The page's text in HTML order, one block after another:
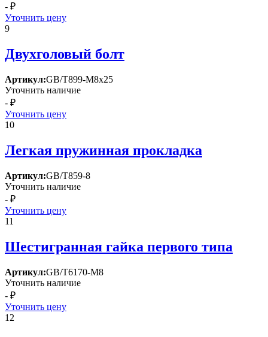
- ₽
Уточнить цену
9
Двухголовый болт
Артикул:GB/T899-M8x25
Уточнить наличие
- ₽
Уточнить цену
10
Легкая пружинная прокладка
Артикул:GB/T859-8
Уточнить наличие
- ₽
Уточнить цену
11
Шестигранная гайка первого типа
Артикул:GB/T6170-M8
Уточнить наличие
- ₽
Уточнить цену
12